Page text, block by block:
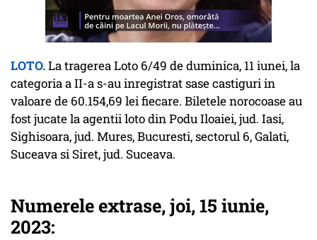
LOTO.La tragerea Loto 6/49 de duminica, 11 iunei, la
categoria a II-a s-au inregistrat sase castiguri in
valoare de 60.154,69 lei fiecare. Biletele norocoase au
fost jucate la agentii loto din Podu Iloaiei, jud. Iasi,
Sighisoara, jud. Mures, Bucuresti, sectorul 6, Galati,
Suceava si Siret, jud. Suceava.
Numerele extrase, joi, 15 iunie,
2023: